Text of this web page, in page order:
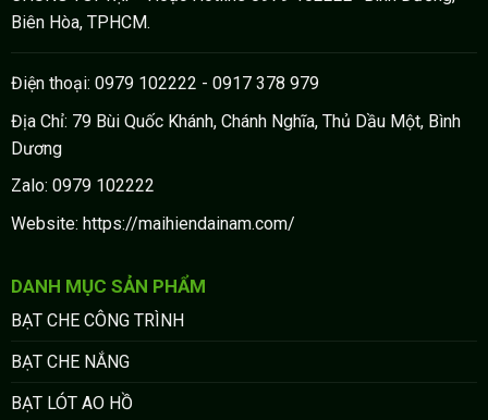
Biên Hòa, TPHCM.
Điện thoại: 0979 102222 - 0917 378 979
Địa Chỉ: 79 Bùi Quốc Khánh, Chánh Nghĩa, Thủ Dầu Một, Bình
Dương
Zalo: 0979 102222
Website: https://maihiendainam.com/
DANH MỤC SẢN PHẨM
BẠT CHE CÔNG TRÌNH
BẠT CHE NẮNG
BẠT LÓT AO HỒ